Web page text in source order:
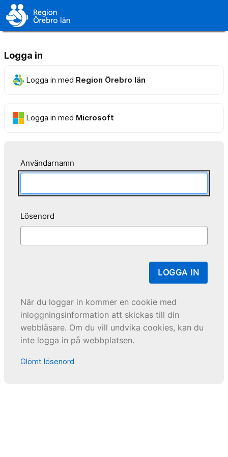
Logga in
Logga in med Region Örebro län
Logga in med Microsoft
Användarnamn
Lösenord
LOGGA IN
När du loggar in kommer en cookie med
inloggningsinformation att skickas till din
webbläsare. Om du vill undvika cookies, kan du
inte logga in på webbplatsen.
Glömt lösenord